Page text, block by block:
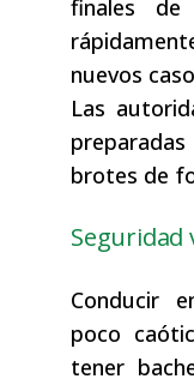
finales
nuevos
Las
brotes de
Seguridad
Conducir
poco
tener